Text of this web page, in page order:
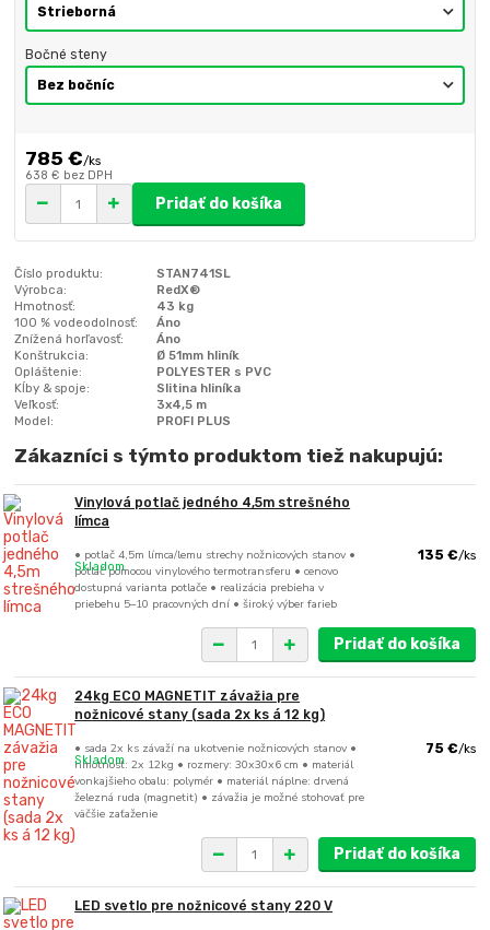
Bočné steny
785 €/ks
638 € bez DPH
Pridať do košíka
Číslo produktu:
STAN741SL
Výrobca:
RedX®
Hmotnosť:
43 kg
100 % vodeodolnosť:
Áno
Znížená horľavosť:
Áno
Konštrukcia:
Ø 51mm hliník
Opláštenie:
POLYESTER s PVC
Kĺby & spoje:
Slitina hliníka
Veľkosť:
3x4,5 m
Model:
PROFI PLUS
Zákazníci s týmto produktom tiež nakupujú:
Vinylová potlač jedného 4,5m strešného
límca
• potlač 4,5m límca/lemu strechy nožnicových stanov •
potlač pomocou vinylového termotransferu • cenovo
dostupná varianta potlače • realizácia prebieha v
priebehu 5–10 pracovných dní • široký výber farieb
135 €/ks
Skladom
Pridať do košíka
24kg ECO MAGNETIT závažia pre
nožnicové stany (sada 2x ks á 12 kg)
• sada 2x ks závaží na ukotvenie nožnicových stanov •
hmotnosť: 2x 12kg • rozmery: 30x30x6 cm • materiál
vonkajšieho obalu: polymér • materiál náplne: drvená
železná ruda (magnetit) • závažia je možné stohovať pre
väčšie zaťaženie
75 €/ks
Skladom
Pridať do košíka
LED svetlo pre nožnicové stany 220 V